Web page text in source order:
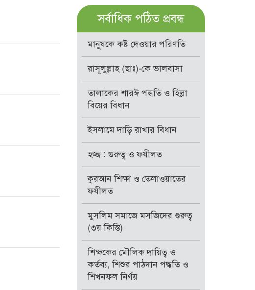
সর্বাধিক পঠিত প্রবন্ধ
মানুষকে কষ্ট দেওয়ার পরিণতি
রাসূলুল্লাহ (ছাঃ)-কে ভালবাসা
তালাকের শারঈ পদ্ধতি ও হিল্লা
বিয়ের বিধান
ইসলামে দাড়ি রাখার বিধান
হজ্জ : গুরুত্ব ও ফযীলত
কুরআন শিক্ষা ও তেলাওয়াতের
ফযীলত
মুসলিম সমাজে মসজিদের গুরুত্ব
(৩য় কিস্তি)
শিক্ষকের মৌলিক দায়িত্ব ও
কর্তব্য, শিশুর পাঠদান পদ্ধতি ও
শিখনফল নির্ণয়